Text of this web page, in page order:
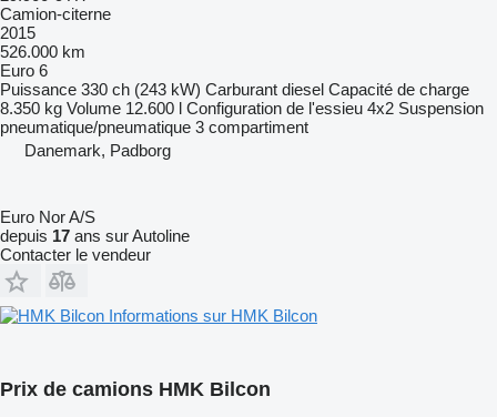
Camion-citerne
2015
526.000 km
Euro 6
Puissance 330 ch (243 kW) Carburant diesel Capacité de charge
8.350 kg Volume 12.600 l Configuration de l'essieu 4x2 Suspension
pneumatique/pneumatique 3 compartiment
Danemark, Padborg
Euro Nor A/S
depuis 17 ans sur Autoline
Contacter le vendeur
Informations sur HMK Bilcon
Prix de camions HMK Bilcon